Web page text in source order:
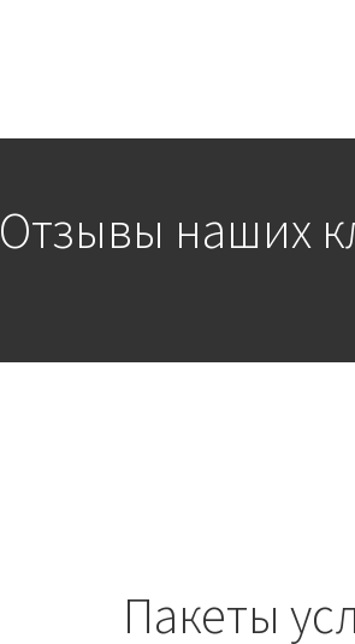
Отзывы наших
Пакеты